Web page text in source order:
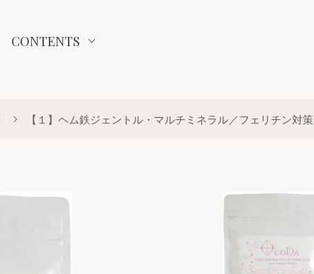
CONTENTS
【１】ヘム鉄ジェントル・マルチミネラル／フェリチン対策